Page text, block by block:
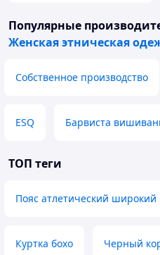
Популярные
Женская этническая
Собственное производство
ESQ Барвиста
ТОП теги
Пояс атлетический широкий
Куртка бохо Черный